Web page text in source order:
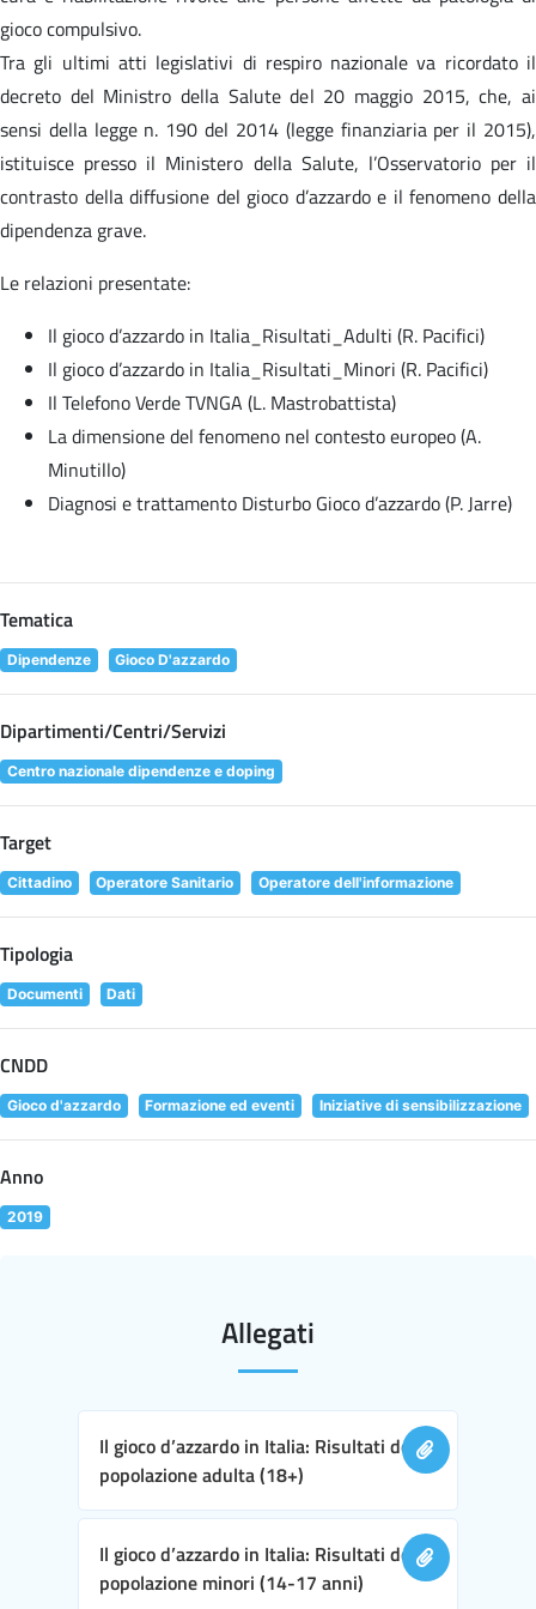
gioco compulsivo.
Tra gli ultimi atti legislativi di respiro nazionale va ricordato il
decreto del Ministro della Salute del 20 maggio 2015, che, ai
sensi della legge n. 190 del 2014 (legge finanziaria per il 2015),
istituisce presso il Ministero della Salute, l’Osservatorio per il
contrasto della diffusione del gioco d’azzardo e il fenomeno della
dipendenza grave.
Le relazioni presentate:
Il gioco d’azzardo in Italia_Risultati_Adulti (R. Pacifici)
Il gioco d’azzardo in Italia_Risultati_Minori (R. Pacifici)
Il Telefono Verde TVNGA (L. Mastrobattista)
La dimensione del fenomeno nel contesto europeo (A.
Minutillo)
Diagnosi e trattamento Disturbo Gioco d’azzardo (P. Jarre)
Tematica
Dipendenze Gioco D'azzardo
Dipartimenti/Centri/Servizi
Centro nazionale dipendenze e doping
Target
Cittadino Operatore Sanitario Operatore dell'informazione
Tipologia
Documenti Dati
CNDD
Gioco d'azzardo Formazione ed eventi Iniziative di sensibilizzazione
Anno
2019
Allegati
Il gioco d’azzardo in Italia: Risultati della
popolazione adulta (18+)
Il gioco d’azzardo in Italia: Risultati della
popolazione minori (14-17 anni)